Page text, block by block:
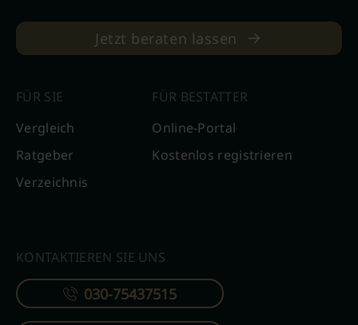
Jetzt beraten lassen
FÜR SIE
Vergleich
Ratgeber
Verzeichnis
FÜR BESTATTER
Online-Portal
Kostenlos registrieren
KONTAKTIEREN SIE UNS
030-75437515